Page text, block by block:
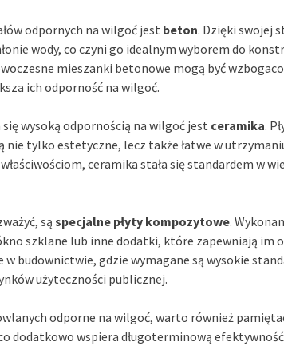
odpornych na wilgoć jest beton. Dzięki swojej
wody, co czyni go idealnym wyborem do
mieszanki betonowe mogą być
ich odporność na wilgoć.
wysoką odpornością na wilgoć jest ceramika.
nie tylko estetyczne, lecz także łatwe w
ceramika stała się standardem w
są specjalne płyty kompozytowe.
szklane lub inne dodatki, które zapewniają im
w budownictwie, gdzie wymagane są wysokie
użyteczności publicznej.
odporne na wilgoć, warto również
dodatkowo wspiera długoterminową